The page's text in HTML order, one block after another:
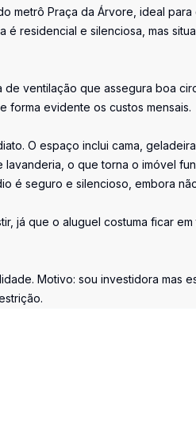
metrô Praça da Árvore, ideal
residencial e silenciosa, mas
ventilação que assegura boa
forma evidente os custos mensais.
O espaço inclui cama,
o que torna o imóvel
é seguro e silencioso, embora
já que o aluguel costuma ficar
Motivo: sou investidora mas